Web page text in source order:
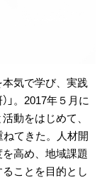
気で学び、実践
」。2017年５月に
動をはじめて、
てきた。人材開
高め、地域課題
ことを目的とし